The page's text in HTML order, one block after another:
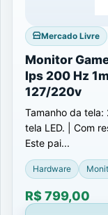
Mercado Livre
Monitor
Ips 200 Hz
127/220v
Tamanho da
tela LED. | Com
Este pai...
Hardware
R$ 799,00